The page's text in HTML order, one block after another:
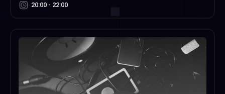
20:00 - 22:00